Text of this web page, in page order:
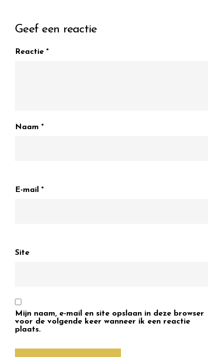
Geef een reactie
Reactie *
Naam *
E-mail *
Site
Mijn naam, e-mail en site opslaan in deze browser
voor de volgende keer wanneer ik een reactie
plaats.